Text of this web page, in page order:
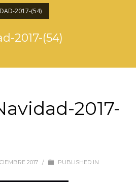
2017-(54)
2017-(54)
2017-
2017 / PUBLISHED IN